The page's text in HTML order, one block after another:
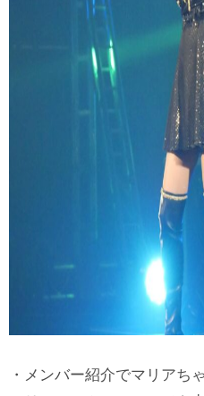
・メンバー紹介でマリアち